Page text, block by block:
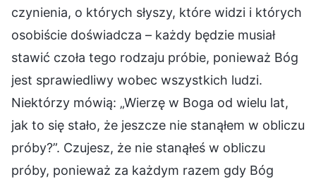
czynienia, o których słyszy, które widzi i których
osobiście doświadcza – każdy będzie musiał
stawić czoła tego rodzaju próbie, ponieważ Bóg
jest sprawiedliwy wobec wszystkich ludzi.
Niektórzy mówią: „Wierzę w Boga od wielu lat,
jak to się stało, że jeszcze nie stanąłem w obliczu
próby?”. Czujesz, że nie stanąłeś w obliczu
próby, ponieważ za każdym razem gdy Bóg